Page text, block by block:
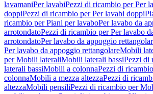
lavamaniPer lavabiPezzi di ricambio per Per
doppiPezzi di ricambio per Per lavabi doppi
ricambio per Piani per lavaboPer lavabo da
arrotondatoPezzi di ricambio per Per lavabo
arrotondatoPer lavabo da appoggio
Per lavabo da appoggio rettangolareMobili
per Mobili lateraliMobili laterali bassiPezzi di
laterali bassiMobili a colonnaPezzi di
colonnaMobili a mezza altezzaPezzi di
altezzaMobili pensiliPezzi di ricambio per